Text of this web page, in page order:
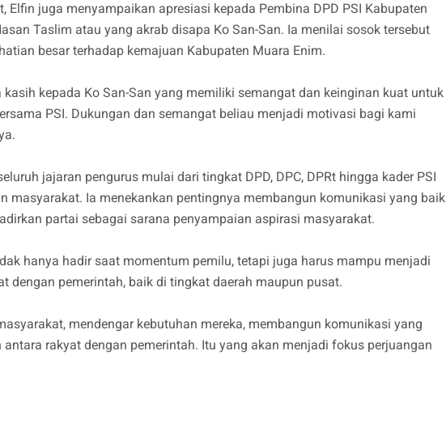
Elfin juga menyampaikan apresiasi kepada Pembina DPD PSI Kabupaten
Taslim atau yang akrab disapa Ko San-San. Ia menilai sosok tersebut
besar terhadap kemajuan Kabupaten Muara Enim.
kasih kepada Ko San-San yang memiliki semangat dan keinginan kuat untuk
PSI. Dukungan dan semangat beliau menjadi motivasi bagi kami
jajaran pengurus mulai dari tingkat DPD, DPC, DPRt hingga kader PSI
masyarakat. Ia menekankan pentingnya membangun komunikasi yang baik
partai sebagai sarana penyampaian aspirasi masyarakat.
hanya hadir saat momentum pemilu, tetapi juga harus mampu menjadi
dengan pemerintah, baik di tingkat daerah maupun pusat.
mendengar kebutuhan mereka, membangun komunikasi yang
rakyat dengan pemerintah. Itu yang akan menjadi fokus perjuangan